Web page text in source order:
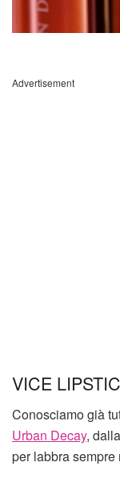
Advertisement
VICE
Conosciamo già
Urban Decay, dalla
per labbra